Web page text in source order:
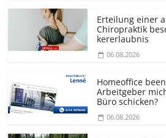
Erteilung einer
Chiropraktik
kererlaubnis
06.08.2026
Homeoffice
Arbeitgeber
Büro schicken?
06.08.2026